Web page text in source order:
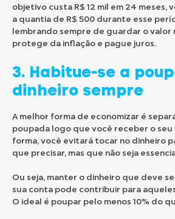
objetivo custa R$ 12 mil em 24 meses,
a quantia de R$ 500 durante esse
lembrando sempre de guardar o valor
protege da inflação e pague juros.
3. Habitue-se a
dinheiro sempre
A melhor forma de economizar é
poupada logo que você receber o seu
forma, você evitará tocar no dinheiro
que precisar, mas que não seja
Ou seja, manter o dinheiro que deve
sua conta pode contribuir para
O ideal é poupar pelo menos 10% do